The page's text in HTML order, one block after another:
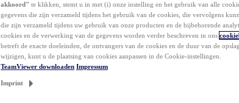
akkoord" te klikken, stemt u in met (i) onze instelling en het gebruik van alle
gegevens die zijn verzameld tijdens het gebruik van de cookies, die vervolgens
die zijn verzameld tijdens uw gebruik van onze producten en de bijbehorende
cookies en de verwerking van de gegevens worden verder beschreven in ons
betreft de exacte doeleinden, de ontvangers van de cookies en de duur van de
wijzigen, kunt u de plaatsing van cookies aanpassen in de Cookie-instellingen.
TeamViewer downloaden Impressum
Imprint